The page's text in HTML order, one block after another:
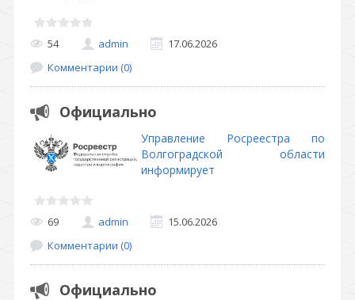
54 admin
17.06.2026
Комментарии (0)
Официально
Управление Росреестра по
Волгоградской области
информирует
69 admin
15.06.2026
Комментарии (0)
Официально